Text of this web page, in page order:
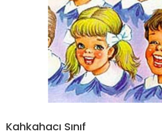
Kahkahacı Sınıf